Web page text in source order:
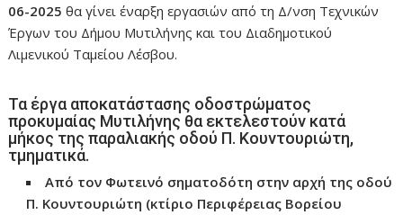
06-2025 θα γίνει έναρξη εργασιών από τη Δ/νση Τεχνικών
Έργων του Δήμου Μυτιλήνης και του Διαδημοτικού
Λιμενικού Ταμείου Λέσβου.
Τα έργα αποκατάστασης οδοστρώματος
προκυμαίας Μυτιλήνης θα εκτελεστούν κατά
μήκος της παραλιακής οδού Π. Κουντουριώτη,
τμηματικά.
Από τον Φωτεινό σηματοδότη στην αρχή της οδού
Π. Κουντουριώτη (κτίριο Περιφέρειας Βορείου